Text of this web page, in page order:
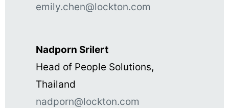
emily.chen@lockton.com
Nadporn Srilert
Head of People Solutions,
Thailand
nadporn@lockton.com